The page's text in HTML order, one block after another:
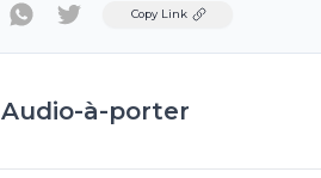
TwitterCopy Link
Audio-à-porter